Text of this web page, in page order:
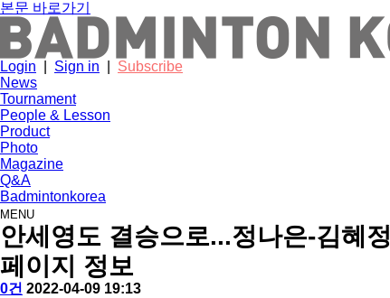
본문 바로가기
Login Sign in
Subscribe
News
Tournament
People & Lesson
Product
Photo
Magazine
Q&A
Badmintonkorea
MENU
tournament
안세영도 결승으로...정나은-김혜
페이지 정보
작
배
댓
0건 작
2022-04-09 19:13